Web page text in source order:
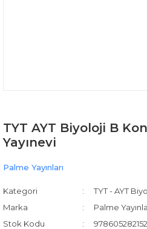
TYT AYT Biyoloji B
Yayınevi
Palme Yayınları
Kategori
TYT - AYT
Marka
Palme
Stok Kodu